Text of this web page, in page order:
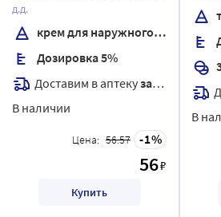
д.д.
крем для наружного применения
Дозировка 5%
Доставим в аптекузавтра
В наличии
Цена: 56.57 1
56₽
Купить
В